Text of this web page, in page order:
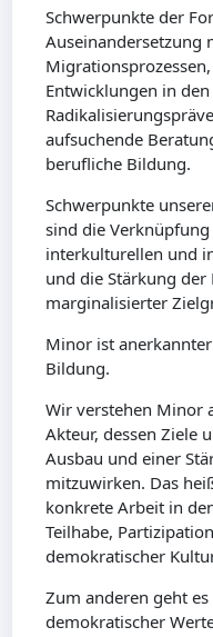
Schwerpunkte der
Auseinandersetzung
Entwicklungen in
aufsuchende
berufliche Bildung.
Schwerpunkte
sind die
interkulturellen und
und die Stärkung
marginalisierter
Minor ist
Bildung.
Wir verstehen Minor
Akteur, dessen Ziele
Ausbau und einer
mitzuwirken. Das
konkrete Arbeit in
Teilhabe,
demokratischer
Zum anderen geht
demokratischer